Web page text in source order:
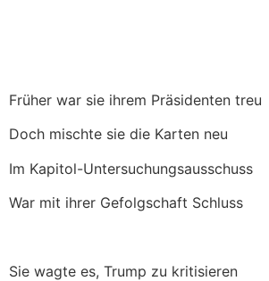
Früher war sie ihrem Präsidenten treu
Doch mischte sie die Karten neu
Im Kapitol-Untersuchungsausschuss
War mit ihrer Gefolgschaft Schluss
Sie wagte es, Trump zu kritisieren